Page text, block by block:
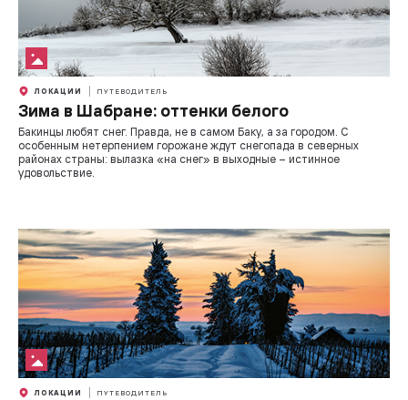
ЛОКАЦИИ ПУТЕВОДИТЕЛЬ
Зима в Шабране: оттенки белого
Бакинцы любят снег. Правда, не в самом Баку, а за городом. С
особенным нетерпением горожане ждут снегопада в северных
районах страны: вылазка «на снег» в выходные – истинное
удовольствие.
ЛОКАЦИИ ПУТЕВОДИТЕЛЬ